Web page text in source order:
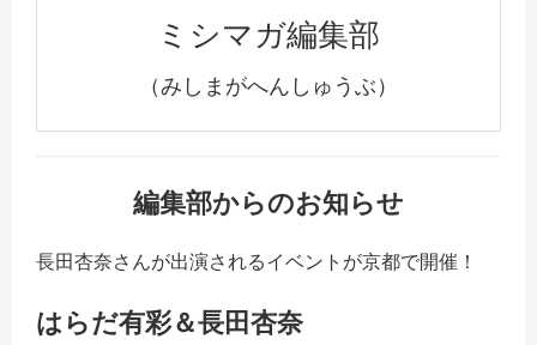
ミシマガ編集部
（みしまがへんしゅうぶ）
編集部からのお知らせ
長田杏奈さんが出演されるイベントが京都で開催！
はらだ有彩＆長田杏奈